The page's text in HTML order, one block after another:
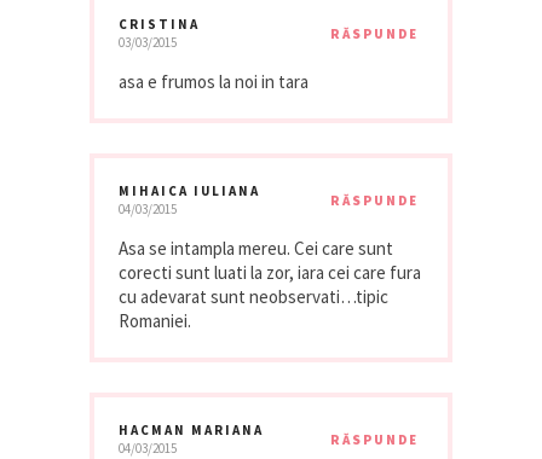
CRISTINA
03/03/2015
RĂSPUNDE
asa e frumos la noi in tara
MIHAICA IULIANA
04/03/2015
RĂSPUNDE
Asa se intampla mereu. Cei care sunt
corecti sunt luati la zor, iara cei care fura
cu adevarat sunt neobservati…tipic
Romaniei.
HACMAN MARIANA
04/03/2015
RĂSPUNDE